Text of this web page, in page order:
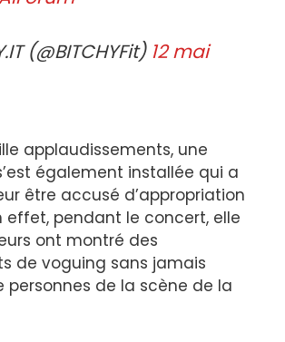
(@BITCHYFit) 12 mai
applaudissements, une
également installée qui a
être accusé d’appropriation
effet, pendant le concert, elle
ont montré des
de voguing sans jamais
personnes de la scène de la